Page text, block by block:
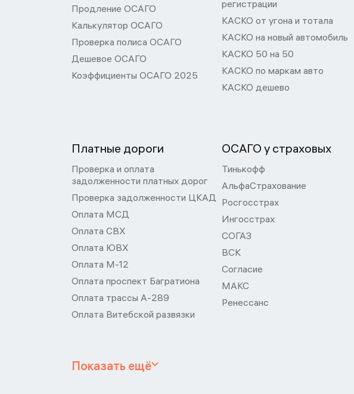
Продление ОСАГО
Калькулятор ОСАГО
Проверка полиса ОСАГО
Дешевое ОСАГО
Коэффициенты ОСАГО 2025
регистрации
КАСКО от угона и тотала
КАСКО на новый автомобиль
КАСКО 50 на 50
КАСКО по маркам авто
КАСКО дешево
Платные дороги
Проверка и оплата
задолженности платных дорог
Проверка задолженности ЦКАД
Оплата МСД
Оплата СВХ
Оплата ЮВХ
Оплата М-12
Оплата проспект Багратиона
Оплата трассы А-289
Оплата Витебской развязки
ОСАГО у страховых
Тинькофф
АльфаСтрахование
Росгосстрах
Ингосстрах
СОГАЗ
ВСК
Согласие
МАКС
Ренессанс
Показать ещё